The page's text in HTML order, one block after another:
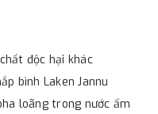
độc hại khác
bình Laken Jannu
loãng trong nước ấm